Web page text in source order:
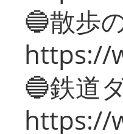
🔵散歩
https://
🔵鉄道
https://